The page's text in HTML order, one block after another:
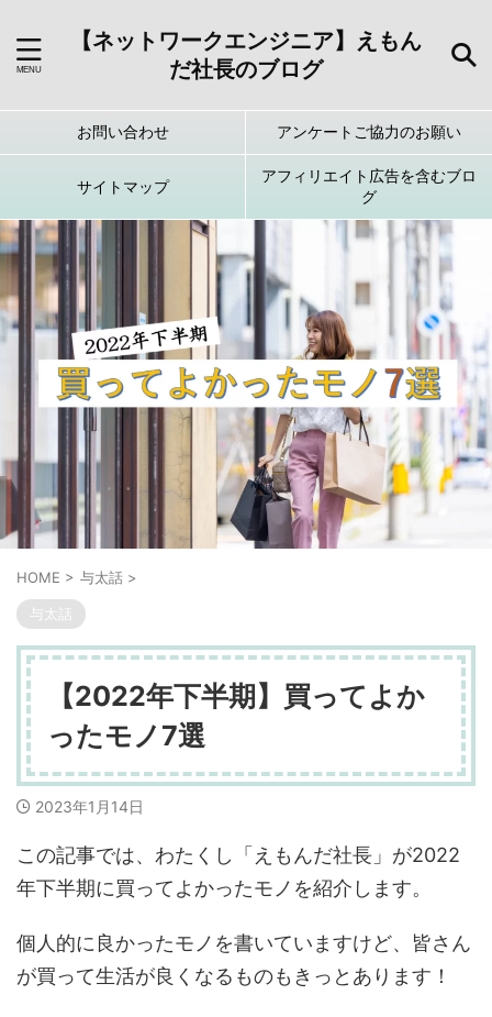
【ネットワークエンジニア】えもん
だ社長のブログ
お問い合わせ アンケートご協力のお願い
サイトマップ
アフィリエイト広告を含むブロ
グ
HOME > 与太話 >
与太話
【2022年下半期】買ってよか
ったモノ7選
2023年1月14日
この記事では、わたくし「えもんだ社長」が2022
年下半期に買ってよかったモノを紹介します。
個人的に良かったモノを書いていますけど、皆さん
が買って生活が良くなるものもきっとあります！